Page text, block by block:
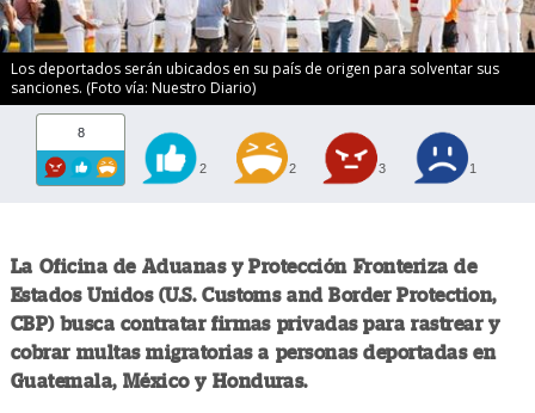
Los deportados serán ubicados en su país de origen para solventar sus
sanciones. (Foto vía: Nuestro Diario)
8
2 2 3 1
La Oficina de Aduanas y Protección Fronteriza de
Estados Unidos (U.S. Customs and Border Protection,
CBP) busca contratar firmas privadas para rastrear y
cobrar multas migratorias a personas deportadas en
Guatemala, México y Honduras.